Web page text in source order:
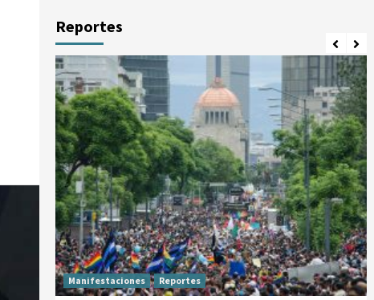
Reportes
Manifestaciones Reportes